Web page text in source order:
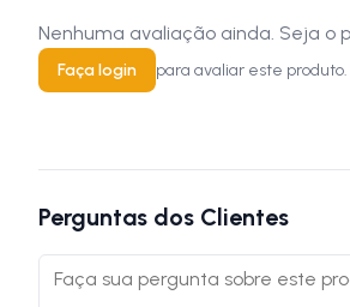
Nenhuma avaliação ainda. Seja o
Faça login para avaliar este produto.
Perguntas dos Clientes